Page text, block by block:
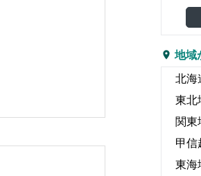
教
介
婚礼
物流
リー
飲食
広
エン
地域
北海
東北
関東
甲
東海